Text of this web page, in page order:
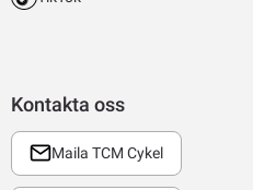
Kontakta oss
Maila TCM Cykel